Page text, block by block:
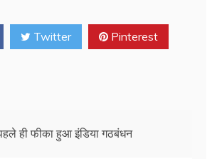
Twitter Pinterest
ही फीका हुआ इंडिया गठबंधन